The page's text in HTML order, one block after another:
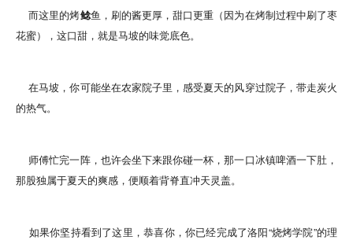
而这里的烤鲶鱼，刷的酱更厚，甜口更重（因为在烤制过程中刷了枣
花蜜），这口甜，就是马坡的味觉底色。
在马坡，你可能坐在农家院子里，感受夏天的风穿过院子，带走炭火
的热气。
师傅忙完一阵，也许会坐下来跟你碰一杯，那一口冰镇啤酒一下肚，
那股独属于夏天的爽感，便顺着背脊直冲天灵盖。
如果你坚持看到了这里，恭喜你，你已经完成了洛阳“烧烤学院”的理